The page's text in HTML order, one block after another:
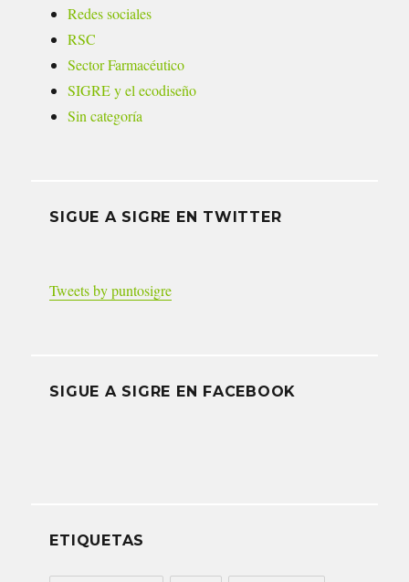
Redes sociales
RSC
Sector Farmacéutico
SIGRE y el ecodiseño
Sin categoría
SIGUE A SIGRE EN TWITTER
Tweets by puntosigre
SIGUE A SIGRE EN FACEBOOK
ETIQUETAS